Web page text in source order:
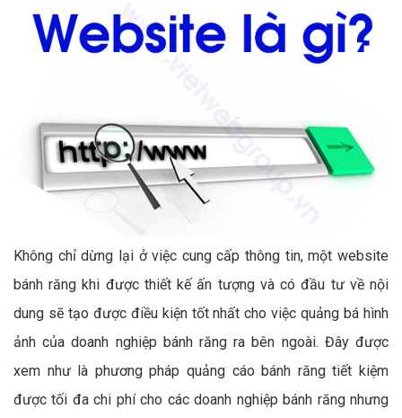
Không chỉ dừng lại ở việc cung cấp thông tin, một website
bánh răng khi được thiết kế ấn tượng và có đầu tư về nội
dung sẽ tạo được điều kiện tốt nhất cho việc quảng bá hình
ảnh của doanh nghiệp bánh răng ra bên ngoài. Đây được
xem như là phương pháp quảng cáo bánh răng tiết kiệm
được tối đa chi phí cho các doanh nghiệp bánh răng nhưng